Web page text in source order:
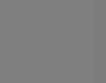
и
Бумрунград
сертификаты